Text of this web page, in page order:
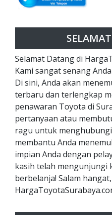
Selamat Datang di
Kami sangat senang
Di sini, Anda akan
terbaru dan terlengkap
penawaran Toyota di
pertanyaan atau
ragu untuk menghubungi
membantu Anda
impian Anda dengan
kasih telah mengunjungi
berbelanja! Salam